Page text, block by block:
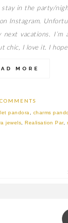
in the party/
Instagram.
vacations. I’m
chic, I love it. I
MORE
pandora charms
jewels ,Realisation Par,